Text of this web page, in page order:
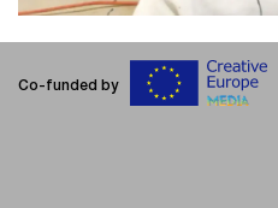
Co-funded by